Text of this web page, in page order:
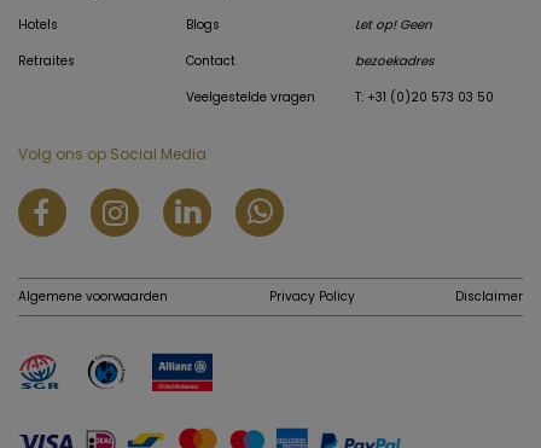
Hotels
Retraites
Blogs
Contact
Veelgestelde vragen
Let op! Geen
bezoekadres
T: +31 (0)20 573 03 50
Volg ons op Social Media
Algemene voorwaarden Privacy Policy Disclaimer